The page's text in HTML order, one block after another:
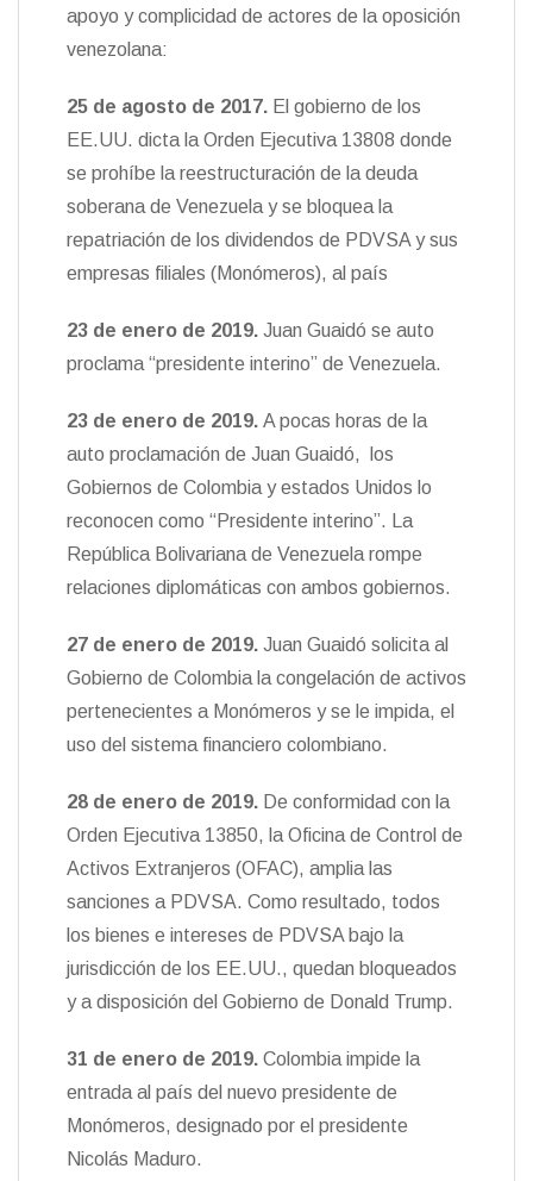
apoyo y complicidad de actores de la oposición
venezolana:
25 de agosto de 2017. El gobierno de los
EE.UU. dicta la Orden Ejecutiva 13808 donde
se prohíbe la reestructuración de la deuda
soberana de Venezuela y se bloquea la
repatriación de los dividendos de PDVSA y sus
empresas filiales (Monómeros), al país
23 de enero de 2019. Juan Guaidó se auto
proclama “presidente interino” de Venezuela.
23 de enero de 2019. A pocas horas de la
auto proclamación de Juan Guaidó, los
Gobiernos de Colombia y estados Unidos lo
reconocen como “Presidente interino”. La
República Bolivariana de Venezuela rompe
relaciones diplomáticas con ambos gobiernos.
27 de enero de 2019. Juan Guaidó solicita al
Gobierno de Colombia la congelación de activos
pertenecientes a Monómeros y se le impida, el
uso del sistema financiero colombiano.
28 de enero de 2019. De conformidad con la
Orden Ejecutiva 13850, la Oficina de Control de
Activos Extranjeros (OFAC), amplia las
sanciones a PDVSA. Como resultado, todos
los bienes e intereses de PDVSA bajo la
jurisdicción de los EE.UU., quedan bloqueados
y a disposición del Gobierno de Donald Trump.
31 de enero de 2019. Colombia impide la
entrada al país del nuevo presidente de
Monómeros, designado por el presidente
Nicolás Maduro.